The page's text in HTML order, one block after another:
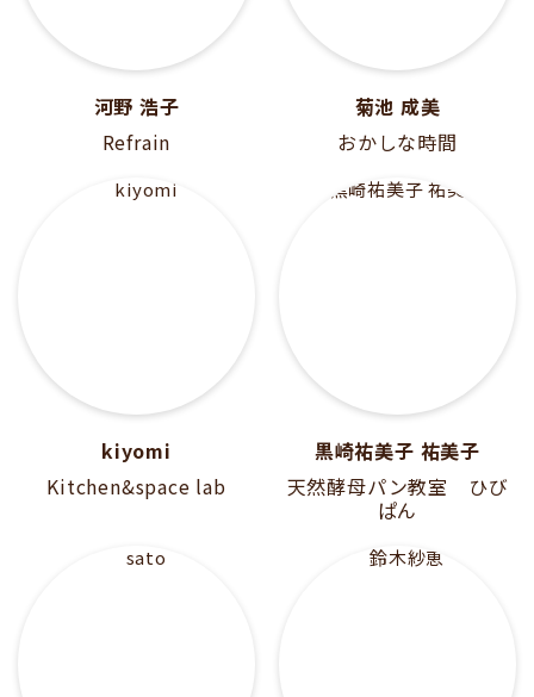
河野 浩子
Refrain
菊池 成美
おかしな時間
kiyomi
Kitchen&space lab
黒崎祐美子 祐美子
天然酵母パン教室 ひび
ぱん